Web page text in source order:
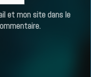
et mon site dans le